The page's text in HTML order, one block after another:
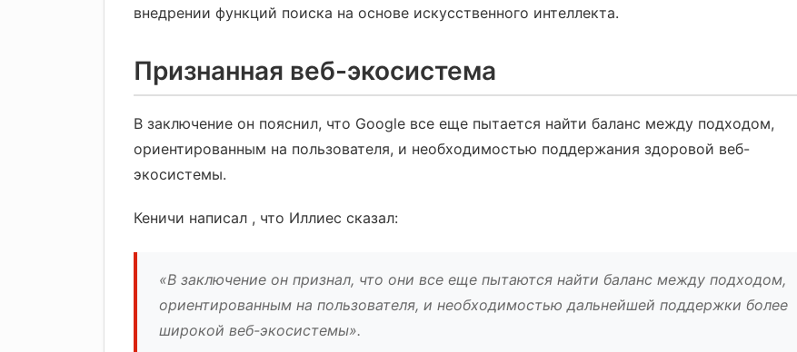
внедрении функций поиска на основе искусственного интеллекта.
Признанная веб-экосистема
В заключение он пояснил, что Google все еще пытается найти баланс между подходом,
ориентированным на пользователя, и необходимостью поддержания здоровой веб-
экосистемы.
Кеничи написал , что Иллиес сказал:
«В заключение он признал, что они все еще пытаются найти баланс между подходом,
ориентированным на пользователя, и необходимостью дальнейшей поддержки более
широкой веб-экосистемы».